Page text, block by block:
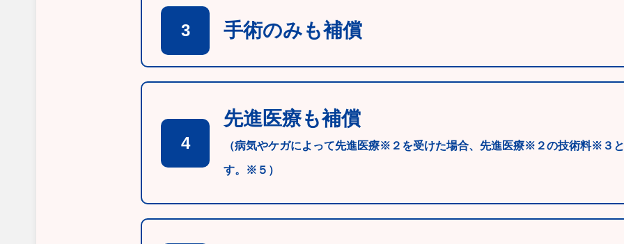
3 手術のみも補償
4
先進医療も補償
（病気やケガによって先進医療※２を受けた場合、先進医療※２の技術料※３
す。※５）